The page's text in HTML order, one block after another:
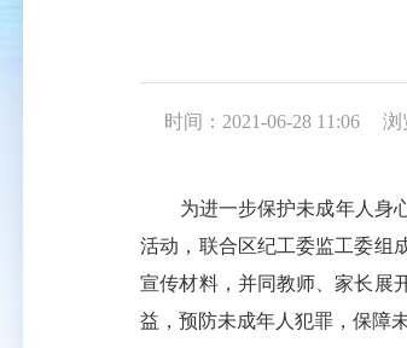
时间：2021-06-28 11:06 浏
为进一步保护未成年人身心
活动，联合区纪工委监工委组
宣传材料，并同教师、家长展
益，预防未成年人犯罪，保障